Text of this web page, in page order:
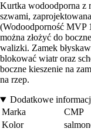
Kurtka wodoodporna z
szwami,
(Wodoodporność MVP
można złożyć do
walizki. Zamek
blokować wiatr oraz
boczne kieszenie na
na rzep.
Dodatkowe
Marka
CMP
Kolor